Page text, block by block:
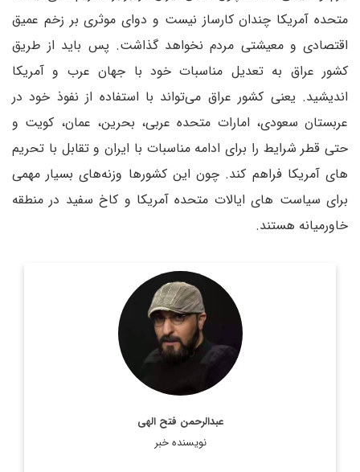
متحده آمریکا چندان کارساز نیست و دوای موثری بر زخم عمیق
اقتصادی و معیشتی مردم نخواهد گذاشت. پس باید از طریق
کشور عراق به تعدیل مناسبات خود با جهان عرب و آمریکا
اندیشید. یعنی کشور عراق می‌تواند با استفاده از نفوذ خود در
عربستان سعودی، امارات متحده عربی، بحرین، عمان، کویت و
حتی قطر شرایط را برای ادامه مناسبات با ایران و تقابل با تحریم
های آمریکا فراهم کند. چون این کشورها وزنه‌های بسیار مهمی
برای سیاست های ایالات متحده آمریکا و کاخ سفید در منطقه
خاورمیانه هستند.
عبدالرحمن فتح الهی
نویسنده خبر
روزنامه نگار و کارشناس ارشد روزنامه نگاری سیاسی و عضو
تحریریه دیپلماسی ایرانی.
اطلاعات بیشتر